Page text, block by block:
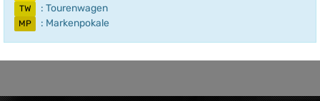
TW : Tourenwagen
MP : Markenpokale